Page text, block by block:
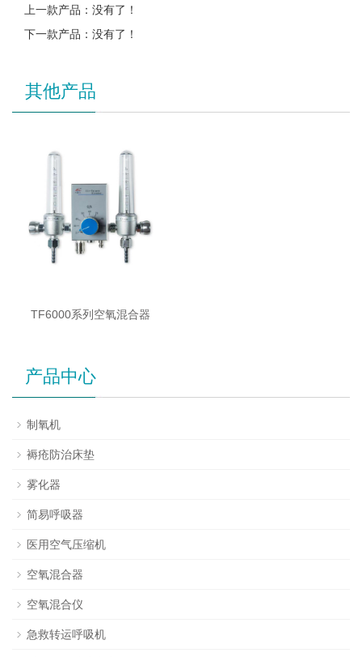
上一款产品：没有了！
下一款产品：没有了！
其他产品
TF6000系列空氧混合器
产品中心
制氧机
褥疮防治床垫
雾化器
简易呼吸器
医用空气压缩机
空氧混合器
空氧混合仪
急救转运呼吸机